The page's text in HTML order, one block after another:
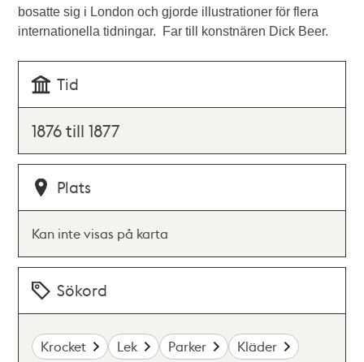
bosatte sig i London och gjorde illustrationer för flera
internationella tidningar. Far till konstnären Dick Beer.
Tid
1876 till 1877
Plats
Kan inte visas på karta
Sökord
Krocket Lek Parker Kläder